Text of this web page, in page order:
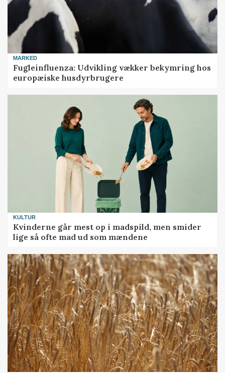
MARKED
Fugleinfluenza: Udvikling vækker bekymring hos
europæiske husdyrbrugere
KULTUR
Kvinderne går mest op i madspild, men smider
lige så ofte mad ud som mændene